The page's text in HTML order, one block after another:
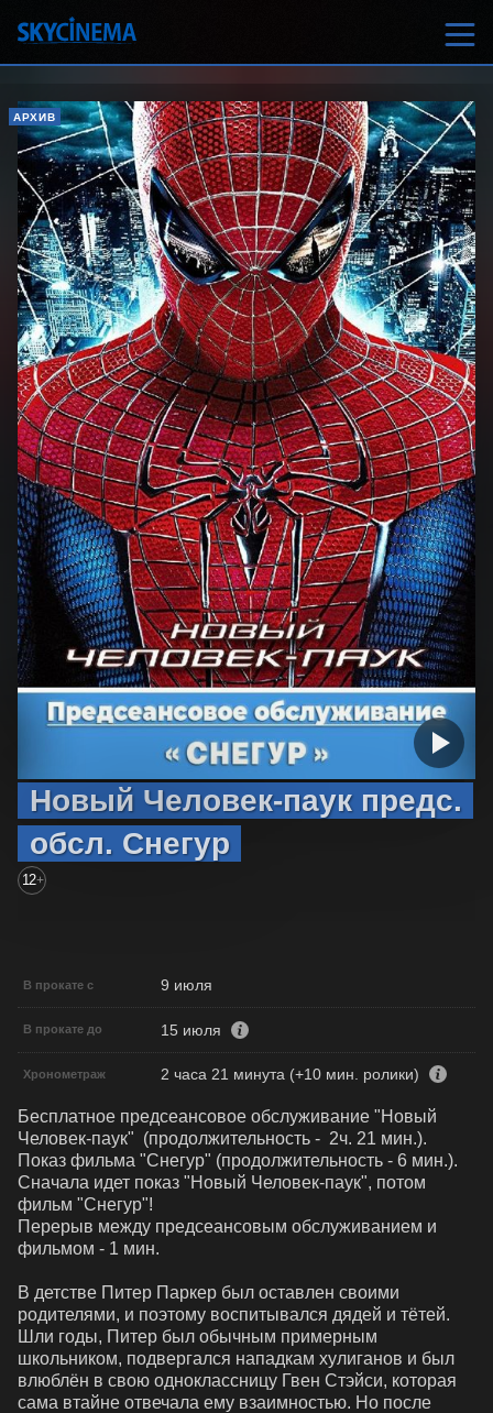
АРХИВ
Новый Человек-паук предс.
обсл. Снегур
12+
В прокате с 9 июля
В прокате до 15 июля
Хронометраж 2 часа 21 минута (+10 мин. ролики)
Бесплатное предсеансовое обслуживание "Новый
Человек-паук"  (продолжительность -  2ч. 21 мин.).
Показ фильма "Снегур" (продолжительность - 6 мин.).
Сначала идет показ "Новый Человек-паук", потом
фильм "Снегур"!
Перерыв между предсеансовым обслуживанием и
фильмом - 1 мин.
В детстве Питер Паркер был оставлен своими
родителями, и поэтому воспитывался дядей и тётей.
Шли годы, Питер был обычным примерным
школьником, подвергался нападкам хулиганов и был
влюблён в свою одноклассницу Гвен Стэйси, которая
сама втайне отвечала ему взаимностью. Но после